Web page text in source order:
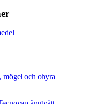
mögel och ohyra